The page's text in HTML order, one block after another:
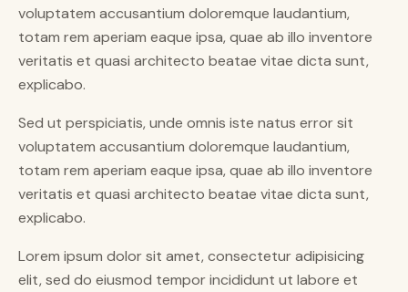
voluptatem accusantium doloremque laudantium,
totam rem aperiam eaque ipsa, quae ab illo inventore
veritatis et quasi architecto beatae vitae dicta sunt,
explicabo.
Sed ut perspiciatis, unde omnis iste natus error sit
voluptatem accusantium doloremque laudantium,
totam rem aperiam eaque ipsa, quae ab illo inventore
veritatis et quasi architecto beatae vitae dicta sunt,
explicabo.
Lorem ipsum dolor sit amet, consectetur adipisicing
elit, sed do eiusmod tempor incididunt ut labore et